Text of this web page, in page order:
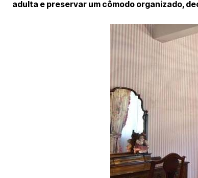
adulta e preservar um cômodo organizado,